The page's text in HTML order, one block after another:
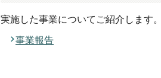
実施した事業についてご紹介します。
事業報告